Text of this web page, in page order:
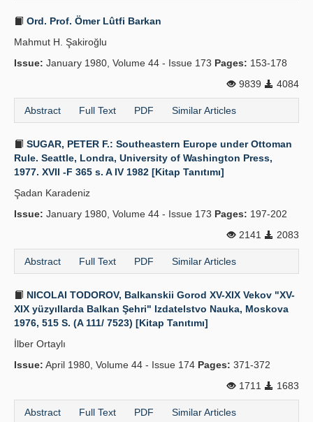
Ord. Prof. Ömer Lûtfi Barkan
Mahmut H. Şakiroğlu
Issue: January 1980, Volume 44 - Issue 173 Pages: 153-178
9839
4084
Abstract Full Text PDF Similar Articles
SUGAR, PETER F.: Southeastern Europe under Ottoman
Rule. Seattle, Londra, University of Washington Press,
1977. XVII -F 365 s. A IV 1982 [Kitap Tanıtımı]
Şadan Karadeniz
Issue: January 1980, Volume 44 - Issue 173 Pages: 197-202
2141
2083
Abstract Full Text PDF Similar Articles
NICOLAI TODOROV, Balkanskii Gorod XV-XIX Vekov "XV-
XIX yüzyıllarda Balkan Şehri" Izdatelstvo Nauka, Moskova
1976, 515 S. (A 111/ 7523) [Kitap Tanıtımı]
İlber Ortaylı
Issue: April 1980, Volume 44 - Issue 174 Pages: 371-372
1711
1683
Abstract Full Text PDF Similar Articles